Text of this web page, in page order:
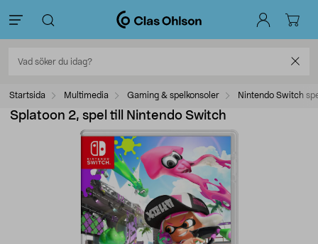
Startsida Multimedia Gaming & spelkonsoler Nintendo Switch
Splatoon 2, spel till Nintendo Switch